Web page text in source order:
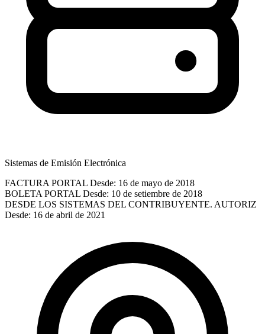
Sistemas de Emisión Electrónica
FACTURA PORTAL Desde: 16 de mayo de 2018
BOLETA PORTAL Desde: 10 de setiembre de 2018
DESDE LOS SISTEMAS DEL CONTRIBUYENTE. AUTORIZ
Desde: 16 de abril de 2021